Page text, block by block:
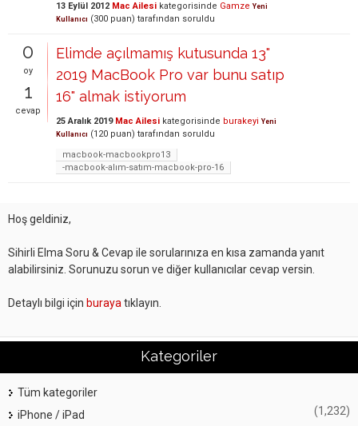
13 Eylül 2012 Mac Ailesi kategorisinde Gamze Yeni
Kullanıcı (300 puan) tarafından soruldu
0
oy
1
cevap
Elimde açılmamış kutusunda 13"
2019 MacBook Pro var bunu satıp
16" almak istiyorum
25 Aralık 2019 Mac Ailesi kategorisinde burakeyi Yeni
Kullanıcı (120 puan) tarafından soruldu
macbook-macbookpro13
-macbook-alım-satım-macbook-pro-16
Hoş geldiniz,
Sihirli Elma Soru & Cevap ile sorularınıza en kısa zamanda yanıt
alabilirsiniz. Sorunuzu sorun ve diğer kullanıcılar cevap versin.
Detaylı bilgi için buraya tıklayın.
Kategoriler
Tüm kategoriler
iPhone / iPad
(1,232)